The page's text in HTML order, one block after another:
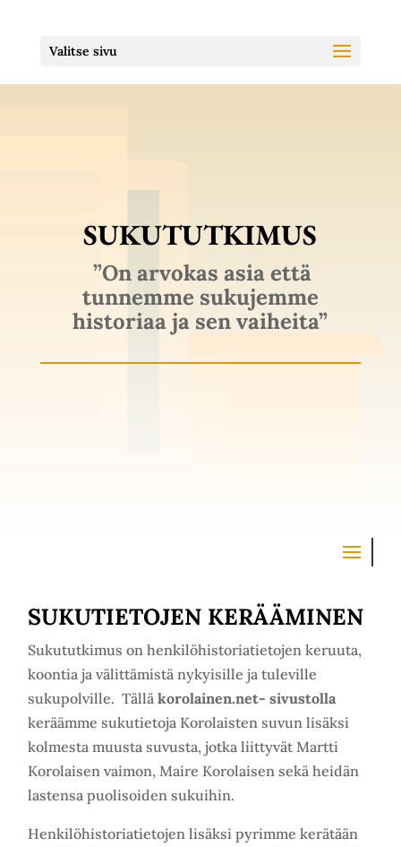
Valitse sivu
SUKU­TUTKIMUS
”On arvokas asia että
tunnemme sukujemme
historiaa ja sen vaiheita”
SUKUTIETOJEN KERÄÄMINEN
Sukututkimus on henkilöhistoriatietojen keruuta,
koontia ja välittämistä nykyisille ja tuleville
sukupolville. Tälläkorolainen.net- sivustolla
keräämme sukutietoja Korolaisten suvun lisäksi
kolmesta muusta suvusta, jotka liittyvät Martti
Korolaisen vaimon, Maire Korolaisen sekä heidän
lastensa puolisoiden sukuihin.
Henkilöhistoriatietojen lisäksi pyrimme kerätään